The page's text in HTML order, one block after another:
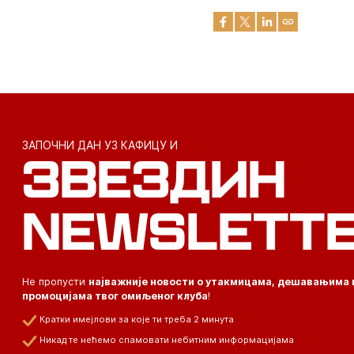
ЗАПОЧНИ ДАН УЗ КАФИЦУ И
ЗВЕЗДИН
Не пропусти најважније новости о утакмицама, дешавањима
промоцијама твог омиљеног клуба!
Кратки имејлови за које ти треба 2 минута
Никад те нећемо спамовати небитним информацијама